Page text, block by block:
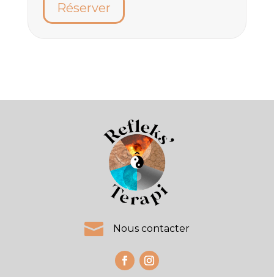
Réserver
 Nous contacter